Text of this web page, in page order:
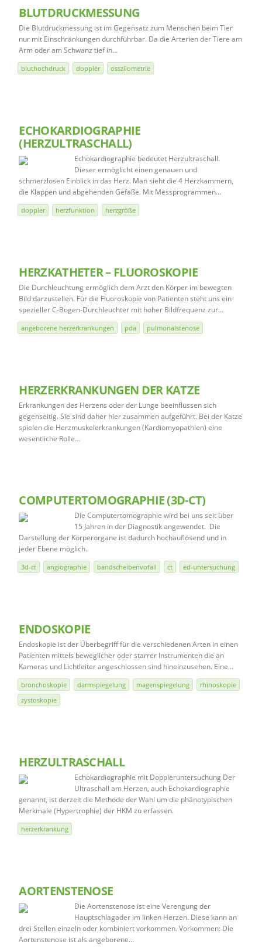
BLUTDRUCKMESSUNG
Die Blutdruckmessung ist im Gegensatz zum Menschen beim Tier
nur mit Einschränkungen durchführbar. Da die Arterien der Tiere am
Arm oder am Schwanz tief in…
bluthochdruck doppler osszilometrie
ECHOKARDIOGRAPHIE
(HERZULTRASCHALL)
Echokardiographie bedeutet Herzultraschall.
Dieser ermöglicht einen genauen und
schmerzlosen Einblick in das Herz. Man sieht die 4 Herzkammern,
die Klappen und abgehenden Gefäße. Mit Messprogrammen…
doppler herzfunktion herzgröße
HERZKATHETER – FLUOROSKOPIE
Die Durchleuchtung ermöglich dem Arzt den Körper im bewegten
Bild darzustellen. Für die Fluoroskopie von Patienten steht uns ein
spezieller C-Bogen-Durchleuchter mit hoher Bildfrequenz zur…
angeborene herzerkrankungen pda pulmonalstenose
HERZERKRANKUNGEN DER KATZE
Erkrankungen des Herzens oder der Lunge beeinflussen sich
gegenseitig. Sie sind daher hier zusammen aufgeführt. Bei der Katze
spielen die Herzmuskelerkrankungen (Kardiomyopathien) eine
wesentliche Rolle…
COMPUTERTOMOGRAPHIE (3D-CT)
Die Computertomographie wird bei uns seit über
15 Jahren in der Diagnostik angewendet. Die
Darstellung der Körperorgane ist dadurch hochauflösend und in
jeder Ebene möglich.
3d-ct angiographie bandscheibenvofall ct ed-untersuchung
ENDOSKOPIE
Endoskopie ist der Überbegriff für die verschiedenen Arten in einen
Patienten mittels beweglicher oder starrer Instrumenten die an
Kameras und Lichtleiter angeschlossen sind hineinzusehen. Eine…
bronchoskopie darmspiegelung magenspiegelung
rhinoskopie
zystoskopie
HERZULTRASCHALL
Echokardiographie mit Doppleruntersuchung Der
Ultraschall am Herzen, auch Echokardiographie
genannt, ist derzeit die Methode der Wahl um die phänotypischen
Merkmale (Hypertrophie) der HKM zu erfassen.
herzerkrankung
AORTENSTENOSE
Die Aortenstenose ist eine Verengung der
Hauptschlagader im linken Herzen. Diese kann an
drei Stellen einzeln oder kombiniert vorkommen. Vorkommen: Die
Aortenstenose ist als angeborene…